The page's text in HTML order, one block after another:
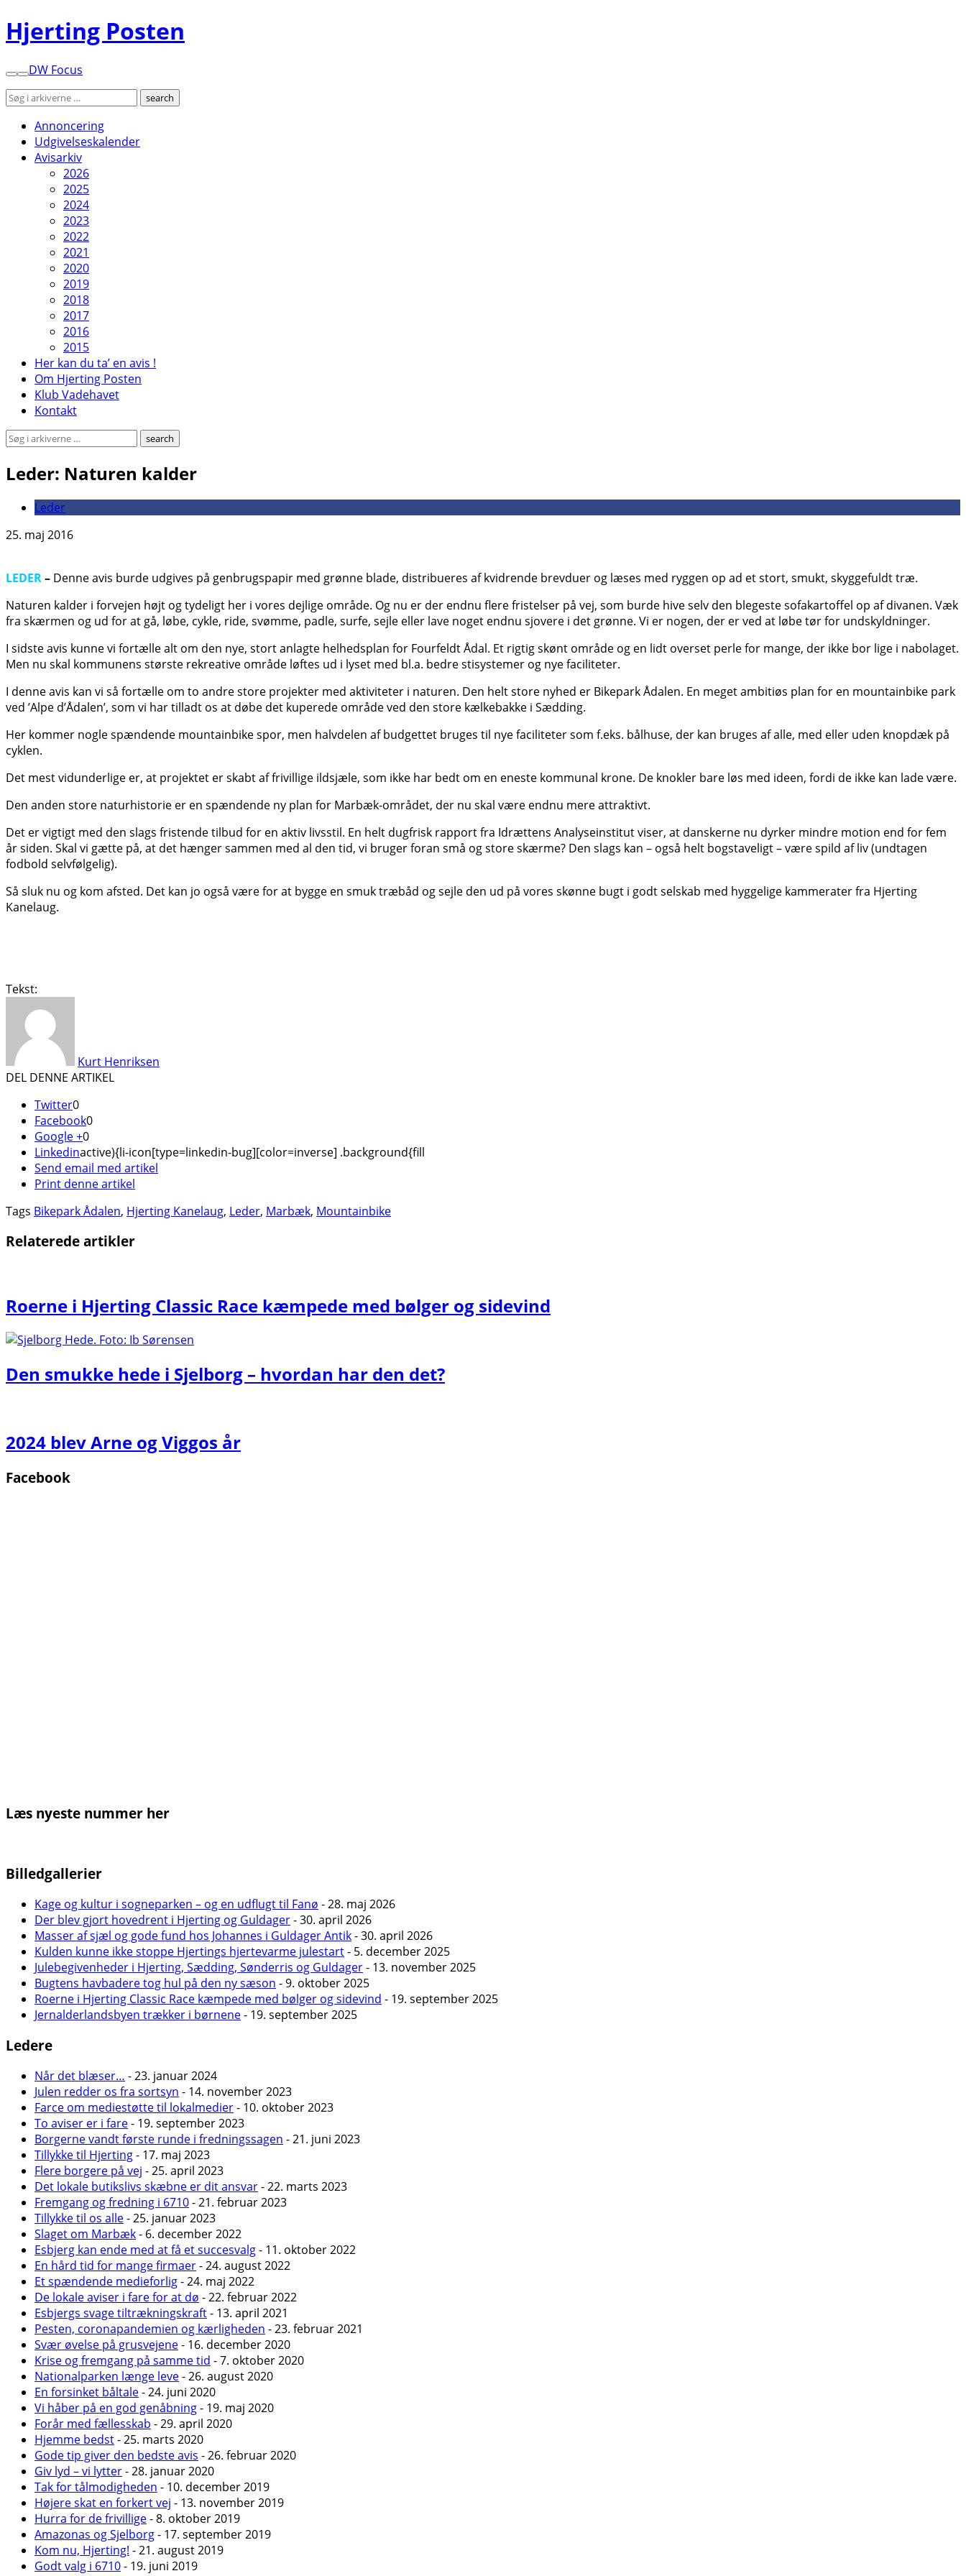
Hjerting Posten
DW Focus
Annoncering
Udgivelseskalender
Avisarkiv
2026
2025
2024
2023
2022
2021
2020
2019
2018
2017
2016
2015
Her kan du ta’ en avis !
Om Hjerting Posten
Klub Vadehavet
Kontakt
Leder: Naturen kalder
Leder
25. maj 2016
LEDER– Denne avis burde udgives på genbrugspapir med grønne blade, distribueres af kvidrende brevduer og læses med ryggen op ad et stort, smukt, skyggefuldt træ.
Naturen kalder i forvejen højt og tydeligt her i vores dejlige område. Og nu er der endnu flere fristelser på vej, som burde hive selv den blegeste sofakartoffel op af divanen. Væk
fra skærmen og ud for at gå, løbe, cykle, ride, svømme, padle, surfe, sejle eller lave noget endnu sjovere i det grønne. Vi er nogen, der er ved at løbe tør for undskyldninger.
I sidste avis kunne vi fortælle alt om den nye, stort anlagte helhedsplan for Fourfeldt Ådal. Et rigtig skønt område og en lidt overset perle for mange, der ikke bor lige i nabolaget.
Men nu skal kommunens største rekreative område løftes ud i lyset med bl.a. bedre stisystemer og nye faciliteter.
I denne avis kan vi så fortælle om to andre store projekter med aktiviteter i naturen. Den helt store nyhed er Bikepark Ådalen. En meget ambitiøs plan for en mountainbike park
ved ’Alpe d’Ådalen’, som vi har tilladt os at døbe det kuperede område ved den store kælkebakke i Sædding.
Her kommer nogle spændende mountainbike spor, men halvdelen af budgettet bruges til nye faciliteter som f.eks. bålhuse, der kan bruges af alle, med eller uden knopdæk på
cyklen.
Det mest vidunderlige er, at projektet er skabt af frivillige ildsjæle, som ikke har bedt om en eneste kommunal krone. De knokler bare løs med ideen, fordi de ikke kan lade være.
Den anden store naturhistorie er en spændende ny plan for Marbæk-området, der nu skal være endnu mere attraktivt.
Det er vigtigt med den slags fristende tilbud for en aktiv livsstil. En helt dugfrisk rapport fra Idrættens Analyseinstitut viser, at danskerne nu dyrker mindre motion end for fem
år siden. Skal vi gætte på, at det hænger sammen med al den tid, vi bruger foran små og store skærme? Den slags kan – også helt bogstaveligt – være spild af liv (undtagen
fodbold selvfølgelig).
Så sluk nu og kom afsted. Det kan jo også være for at bygge en smuk træbåd og sejle den ud på vores skønne bugt i godt selskab med hyggelige kammerater fra Hjerting
Kanelaug.
Tekst:
Kurt Henriksen
DEL DENNE ARTIKEL
Twitter0
Facebook0
Google +0
Linkedinactive){li-icon[type=linkedin-bug][color=inverse] .background{fill
Send email med artikel
Print denne artikel
Tags Bikepark Ådalen, Hjerting Kanelaug, Leder, Marbæk, Mountainbike
Relaterede artikler
Roerne i Hjerting Classic Race kæmpede med bølger og sidevind
Den smukke hede i Sjelborg – hvordan har den det?
2024 blev Arne og Viggos år
Facebook
Læs nyeste nummer her
Billedgallerier
Kage og kultur i sogneparken – og en udflugt til Fanø - 28. maj 2026
Der blev gjort hovedrent i Hjerting og Guldager- 30. april 2026
Masser af sjæl og gode fund hos Johannes i Guldager Antik- 30. april 2026
Kulden kunne ikke stoppe Hjertings hjertevarme julestart- 5. december 2025
Julebegivenheder i Hjerting, Sædding, Sønderris og Guldager- 13. november 2025
Bugtens havbadere tog hul på den ny sæson - 9. oktober 2025
Roerne i Hjerting Classic Race kæmpede med bølger og sidevind - 19. september 2025
Jernalderlandsbyen trækker i børnene- 19. september 2025
Ledere
Når det blæser… - 23. januar 2024
Julen redder os fra sortsyn - 14. november 2023
Farce om mediestøtte til lokalmedier- 10. oktober 2023
To aviser er i fare- 19. september 2023
Borgerne vandt første runde i fredningssagen - 21. juni 2023
Tillykke til Hjerting- 17. maj 2023
Flere borgere på vej - 25. april 2023
Det lokale butikslivs skæbne er dit ansvar- 22. marts 2023
Fremgang og fredning i 6710- 21. februar 2023
Tillykke til os alle- 25. januar 2023
Slaget om Marbæk- 6. december 2022
Esbjerg kan ende med at få et succesvalg- 11. oktober 2022
En hård tid for mange firmaer- 24. august 2022
Et spændende medieforlig- 24. maj 2022
De lokale aviser i fare for at dø - 22. februar 2022
Esbjergs svage tiltrækningskraft- 13. april 2021
Pesten, coronapandemien og kærligheden - 23. februar 2021
Svær øvelse på grusvejene- 16. december 2020
Krise og fremgang på samme tid - 7. oktober 2020
Nationalparken længe leve- 26. august 2020
En forsinket båltale- 24. juni 2020
Vi håber på en god genåbning- 19. maj 2020
Forår med fællesskab - 29. april 2020
Hjemme bedst- 25. marts 2020
Gode tip giver den bedste avis - 26. februar 2020
Giv lyd – vi lytter- 28. januar 2020
Tak for tålmodigheden - 10. december 2019
Højere skat en forkert vej - 13. november 2019
Hurra for de frivillige- 8. oktober 2019
Amazonas og Sjelborg- 17. september 2019
Kom nu, Hjerting! - 21. august 2019
Godt valg i 6710- 19. juni 2019